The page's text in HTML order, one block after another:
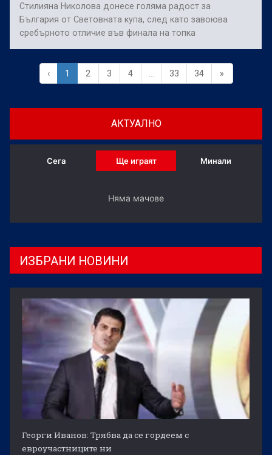
Стилияна Николова донесе голяма радост за
България от Световната купа, след като завоюва
сребърното отличие във финала на топка
‹ 1 2 3 4 33 34 »
АКТУАЛНО
Сега Ще играят Минали
Няма мачове
ИЗБРАНИ НОВИНИ
Георги Иванов: Трябва да се гордеем с
евроучастниците ни